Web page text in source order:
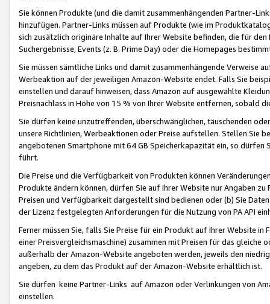
Sie können Produkte (und die damit zusammenhängenden Partner-
hinzufügen. Partner-Links müssen auf Produkte (wie im
sich zusätzlich originäre Inhalte auf Ihrer Website befinden, die für
Suchergebnisse, Events (z. B. Prime Day) oder die Homepages
Sie müssen sämtliche Links und damit zusammenhängende
Werbeaktion auf der jeweiligen Amazon-Website endet. Falls Sie
einstellen und darauf hinweisen, dass Amazon auf ausgewählte
Preisnachlass in Höhe von 15 % von Ihrer Website entfernen, sobald
Sie dürfen keine unzutreffenden, überschwänglichen, täuschenden
unsere Richtlinien, Werbeaktionen oder Preise aufstellen. Stellen Sie
angebotenen Smartphone mit 64 GB Speicherkapazität ein, so dürfen
führt.
Die Preise und die Verfügbarkeit von Produkten können
Produkte ändern können, dürfen Sie auf Ihrer Website nur Angaben
Preisen und Verfügbarkeit dargestellt sind bedienen oder (b) Sie
der Lizenz festgelegten Anforderungen für die Nutzung von PA API
Ferner müssen Sie, falls Sie Preise für ein Produkt auf Ihrer Website
einer Preisvergleichsmaschine) zusammen mit Preisen für das
außerhalb der Amazon-Website angeboten werden, jeweils den
angeben, zu dem das Produkt auf der Amazon-Website erhältlich ist.
Sie dürfen keine Partner-Links auf Amazon oder Verlinkungen von
einstellen.